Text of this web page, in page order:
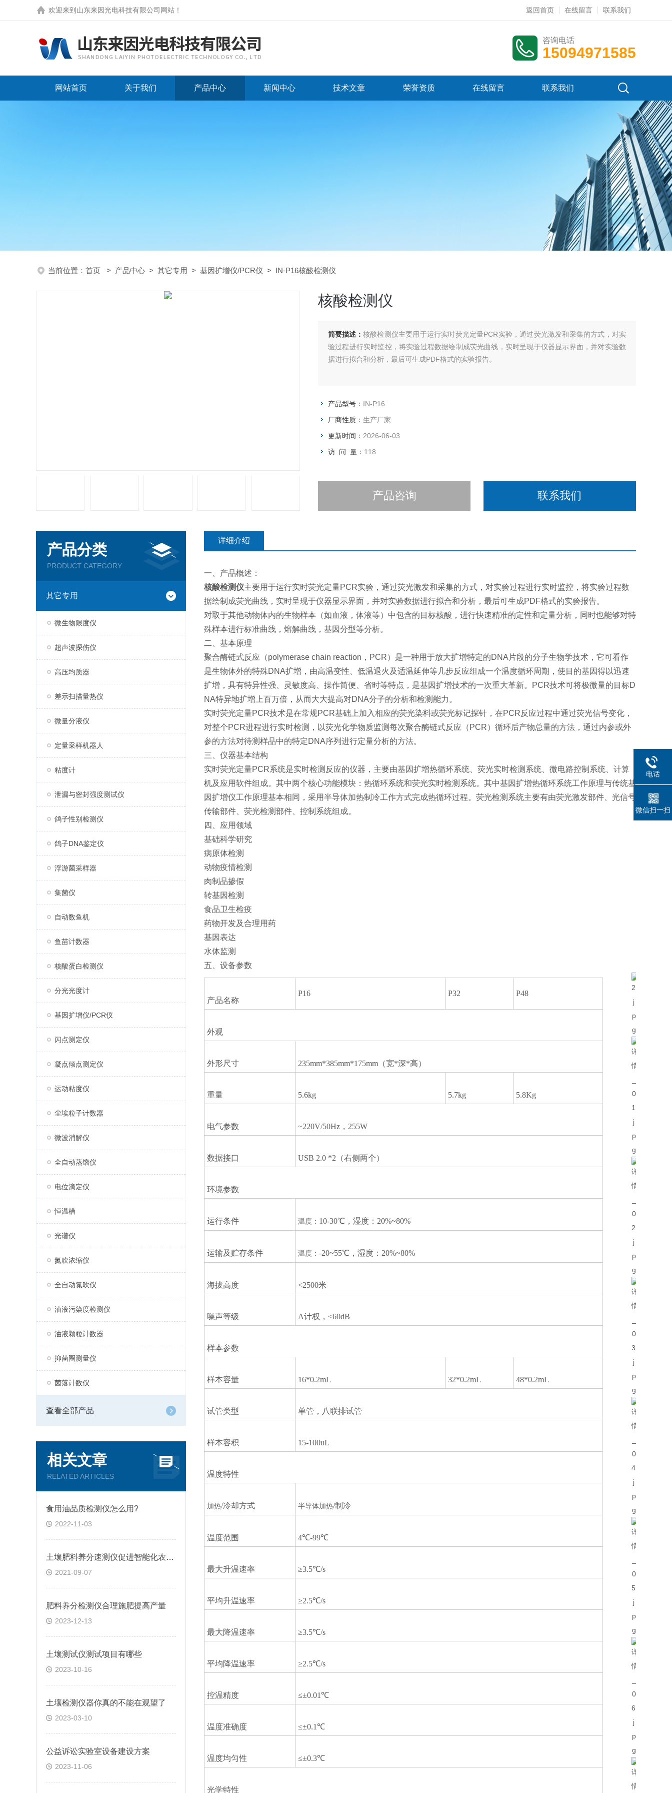
欢迎来到 山东来因光电科技有限公司网站 ！ 返回首页 在线留言 联系我们
咨询电话
15094971585
网站首页 关于我们 产品中心 新闻中心 技术文章 荣誉资质 在线留言 联系我们
当前位置： 首页 > 产品中心 > 其它专用 > 基因扩增仪/PCR仪 > IN-P16核酸检测仪
核酸检测仪
简要描述： 核酸检测仪主要用于运行实时荧光定量PCR实验，通过荧光激发和采集的方式，对实
验过程进行实时监控，将实验过程数据绘制成荧光曲线，实时呈现于仪器显示界面，并对实验数
据进行拟合和分析，最后可生成PDF格式的实验报告。
产品型号： IN-P16
厂商性质： 生产厂家
更新时间： 2026-06-03
访 问 量： 118
产品咨询 联系我们
产品分类
PRODUCT CATEGORY
其它专用
微生物限度仪
超声波探伤仪
高压均质器
差示扫描量热仪
微量分液仪
定量采样机器人
粘度计
泄漏与密封强度测试仪
鸽子性别检测仪
鸽子DNA鉴定仪
浮游菌采样器
集菌仪
自动数鱼机
鱼苗计数器
核酸蛋白检测仪
分光光度计
基因扩增仪/PCR仪
闪点测定仪
凝点倾点测定仪
运动粘度仪
尘埃粒子计数器
微波消解仪
全自动蒸馏仪
电位滴定仪
恒温槽
光谱仪
氮吹浓缩仪
全自动氮吹仪
油液污染度检测仪
油液颗粒计数器
抑菌圈测量仪
菌落计数仪
查看全部产品
相关文章
RELATED ARTICLES
食用油品质检测仪怎么用?
2022-11-03
土壤肥料养分速测仪促进智能化农业发展
2021-09-07
肥料养分检测仪合理施肥提高产量
2023-12-13
土壤测试仪测试项目有哪些
2023-10-16
土壤检测仪器你真的不能在观望了
2023-03-10
公益诉讼实验室设备建设方案
2023-11-06
详细介绍
一、产品概述：
核酸检测仪主要用于运行实时荧光定量PCR实验，通过荧光激发和采集的方式，对实验过程进行实时监控，将实验过程数
据绘制成荧光曲线，实时呈现于仪器显示界面，并对实验数据进行拟合和分析，最后可生成PDF格式的实验报告。
对取于其他动物体内的生物样本（如血液，体液等）中包含的目标核酸，进行快速精准的定性和定量分析，同时也能够对特
殊样本进行标准曲线，熔解曲线，基因分型等分析。
二、基本原理
聚合酶链式反应（polymerase chain reaction，PCR）是一种用于放大扩增特定的DNA片段的分子生物学技术，它可看作
是生物体外的特殊DNA扩增，由高温变性、低温退火及适温延伸等几步反应组成一个温度循环周期，使目的基因得以迅速
扩增，具有特异性强、灵敏度高、操作简便、省时等特点，是基因扩增技术的一次重大革新。PCR技术可将极微量的目标D
NA特异地扩增上百万倍，从而大大提高对DNA分子的分析和检测能力。
实时荧光定量PCR技术是在常规PCR基础上加入相应的荧光染料或荧光标记探针，在PCR反应过程中通过荧光信号变化，
对整个PCR进程进行实时检测，以荧光化学物质监测每次聚合酶链式反应（PCR）循环后产物总量的方法，通过内参或外
参的方法对待测样品中的特定DNA序列进行定量分析的方法。
三、仪器基本结构
实时荧光定量PCR系统是实时检测反应的仪器，主要由基因扩增热循环系统、荧光实时检测系统、微电路控制系统、计算
机及应用软件组成。其中两个核心功能模块：热循环系统和荧光实时检测系统。其中基因扩增热循环系统工作原理与传统基
因扩增仪工作原理基本相同，采用半导体加热制冷工作方式完成热循环过程。荧光检测系统主要有由荧光激发部件、光信号
传输部件、荧光检测部件、控制系统组成。
四、应用领域
基础科学研究
病原体检测
动物疫情检测
肉制品掺假
转基因检测
食品卫生检疫
药物开发及合理用药
基因表达
水体监测
五、设备参数
产品名称
P16 P32 P48
外观
外形尺寸 235mm*385mm*175mm（宽*深*高）
重量 5.6kg 5.7kg 5.8Kg
电气参数 ~220V/50Hz，255W
数据接口 USB 2.0 *2（右侧两个）
环境参数
运行条件 温度： 10-30℃，湿度：20%~80%
运输及贮存条件 温度： -20~55℃，湿度：20%~80%
海拔高度 <2500米
噪声等级 A计权，<60dB
样本参数
样本容量 16*0.2mL 32*0.2mL 48*0.2mL
试管类型 单管，八联排试管
样本容积 15-100uL
温度特性
加热/冷却方式 半导体加热/制冷
温度范围 4℃-99℃
最大升温速率 ≥3.5℃/s
平均升温速率 ≥2.5℃/s
最大降温速率 ≥3.5℃/s
平均降温速率 ≥2.5℃/s
控温精度 ≤±0.01℃
温度准确度 ≤±0.1℃
温度均匀性 ≤±0.3℃
光学特性
电话
微信扫一扫